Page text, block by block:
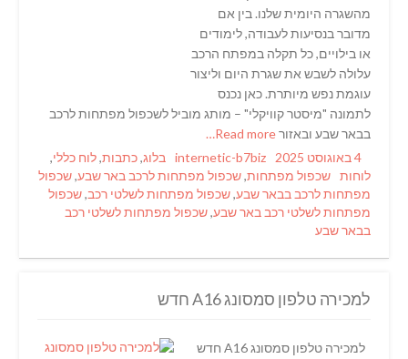
מהשגרה היומית שלנו. בין אם
מדובר בנסיעות לעבודה, לימודים
או בילויים, כל תקלה במפתח הרכב
עלולה לשבש את שגרת היום וליצור
עוגמת נפש מיותרת. כאן נכנס
לתמונה "מיסטר קוויקלי" – מותג מוביל לשכפול מפתחות לרכב
בבאר שבע ובאזור
Posted
on
4 באוגוסט 2025 Author
internetic-b7biz
Categories
בלוג,כתבות,לוח כללי,
לוחות Tags
שכפול מפתחות,שכפול מפתחות לרכב באר שבע,שכפול
מפתחות לרכב בבאר שבע,שכפול מפתחות לשלטי רכב,שכפול
מפתחות לשלטי רכב באר שבע,שכפול מפתחות לשלטי רכב
בבאר שבע
למכירה טלפון סמסונג A16 חדש
למכירה טלפון סמסונג A16 חדש